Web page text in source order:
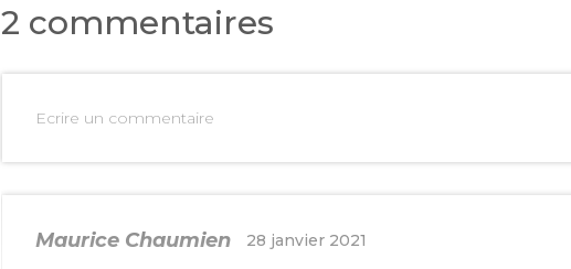
2 commentaires
Ecrire un commentaire
Maurice Chaumien 28 janvier 2021